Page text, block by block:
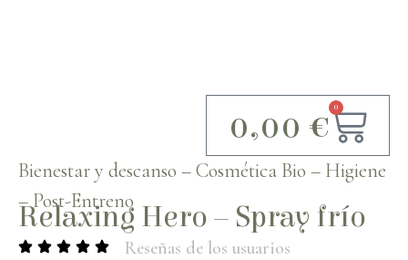
0,00€ 0
Bienestar y descanso –Cosmética Bio – Higiene
–Post-Entreno
Relaxing Hero – Spray frío
Reseñas de los usuarios